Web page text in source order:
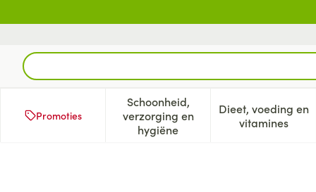
Product, merk, categorie...
Promoties
Schoonheid,
verzorging en
hygiëne
Toon submenu voor
Dieet, voeding en
vitamines
Toon